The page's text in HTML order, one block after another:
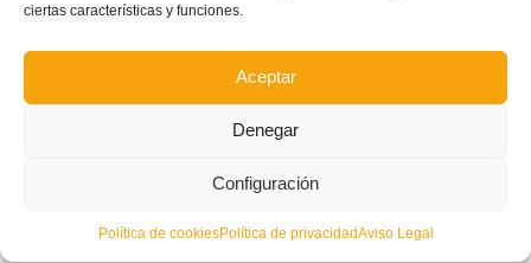
ciertas características y funciones.
Aceptar
Denegar
Configuración
Política de cookiesPolítica de privacidadAviso Legal
Estos son los 45 grupos de Segona Infantil para la temporada 2024/2025